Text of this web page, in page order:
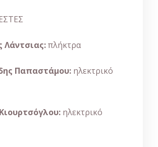
Λάντσιας:πλήκτρα
Παπαστάμου: ηλεκτρικό
ηλεκτρικό